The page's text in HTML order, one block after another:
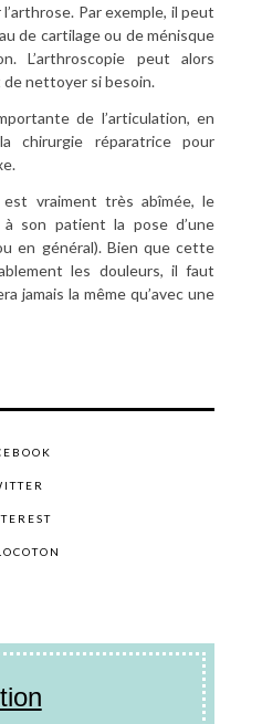
Par exemple, il peut
de cartilage ou de ménisque
L’arthroscopie peut alors
nettoyer si besoin.
de l’articulation, en
chirurgie réparatrice pour
est vraiment très abîmée, le
son patient la pose d’une
en général). Bien que cette
les douleurs, il faut
jamais la même qu’avec une